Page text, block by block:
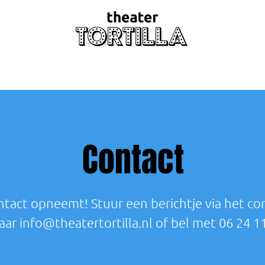
Contact
opneemt! Stuur een berichtje via het
info@theatertortilla.nl of bel met 06 24